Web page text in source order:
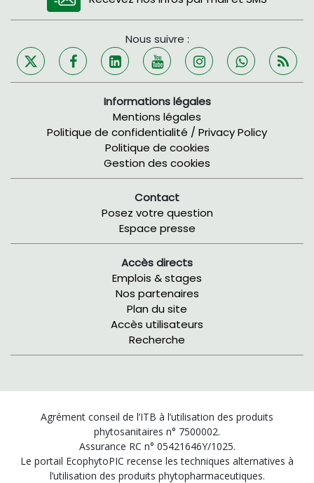
Nous suivre :
Informations légales
Mentions légales
Politique de confidentialité / Privacy Policy
Politique de cookies
Gestion des cookies
Contact
Posez votre question
Espace presse
Accès directs
Emplois & stages
Nos partenaires
Plan du site
Accès utilisateurs
Recherche
Agrément conseil de l’ITB à l’utilisation des produits
phytosanitaires n° 7500002.
Assurance RC n° 05421646Y/1025.
Le portail EcophytoPIC recense les techniques alternatives à
l’utilisation des produits phytopharmaceutiques.